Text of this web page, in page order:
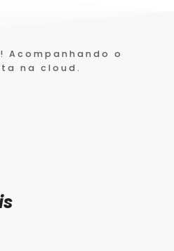
Acompanhando o
na cloud.